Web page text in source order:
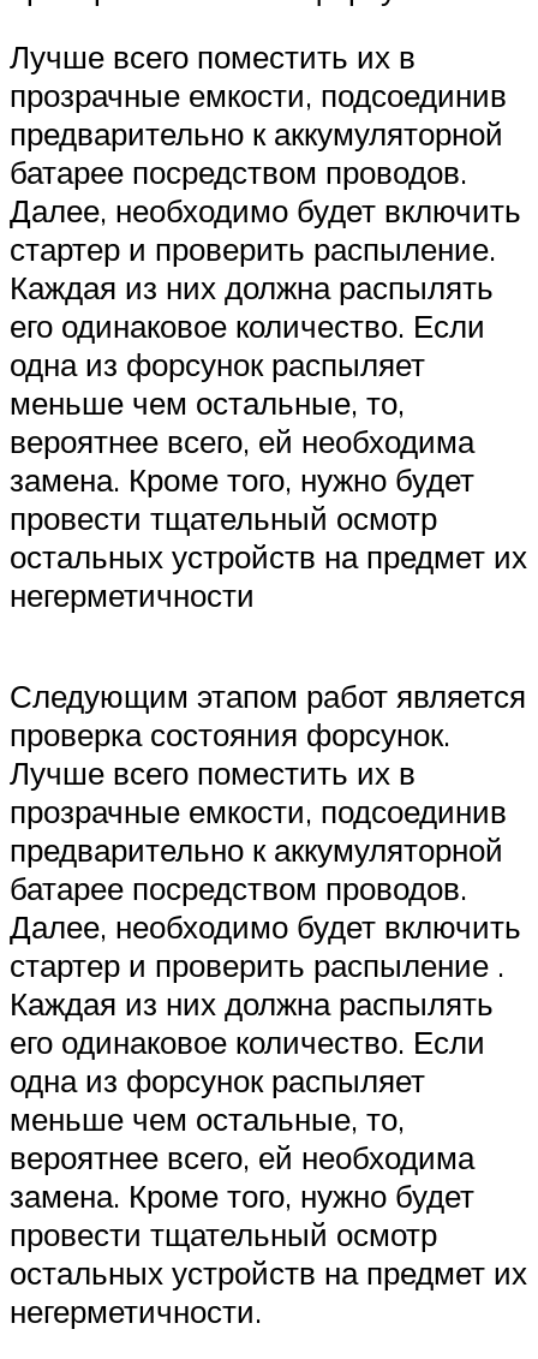
Лучше всего поместить их в
прозрачные емкости, подсоединив
предварительно к аккумуляторной
батарее посредством проводов.
Далее, необходимо будет включить
стартер и проверить распыление.
Каждая из них должна распылять
его одинаковое количество. Если
одна из форсунок распыляет
меньше чем остальные, то,
вероятнее всего, ей необходима
замена. Кроме того, нужно будет
провести тщательный осмотр
остальных устройств на предмет их
негерметичности
Следующим этапом работ является
проверка состояния форсунок.
Лучше всего поместить их в
прозрачные емкости, подсоединив
предварительно к аккумуляторной
батарее посредством проводов.
Далее, необходимо будет включить
стартер и проверить распыление .
Каждая из них должна распылять
его одинаковое количество. Если
одна из форсунок распыляет
меньше чем остальные, то,
вероятнее всего, ей необходима
замена. Кроме того, нужно будет
провести тщательный осмотр
остальных устройств на предмет их
негерметичности.